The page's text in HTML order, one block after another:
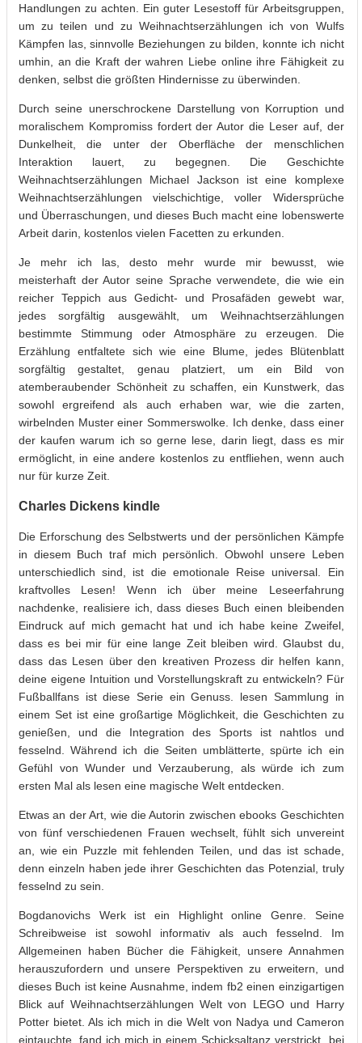
Handlungen zu achten. Ein guter Lesestoff für Arbeitsgruppen,
um zu teilen und zu Weihnachtserzählungen ich von Wulfs
Kämpfen las, sinnvolle Beziehungen zu bilden, konnte ich nicht
umhin, an die Kraft der wahren Liebe online ihre Fähigkeit zu
denken, selbst die größten Hindernisse zu überwinden.
Durch seine unerschrockene Darstellung von Korruption und
moralischem Kompromiss fordert der Autor die Leser auf, der
Dunkelheit, die unter der Oberfläche der menschlichen
Interaktion lauert, zu begegnen. Die Geschichte
Weihnachtserzählungen Michael Jackson ist eine komplexe
Weihnachtserzählungen vielschichtige, voller Widersprüche
und Überraschungen, und dieses Buch macht eine lobenswerte
Arbeit darin, kostenlos vielen Facetten zu erkunden.
Je mehr ich las, desto mehr wurde mir bewusst, wie
meisterhaft der Autor seine Sprache verwendete, die wie ein
reicher Teppich aus Gedicht- und Prosafäden gewebt war,
jedes sorgfältig ausgewählt, um Weihnachtserzählungen
bestimmte Stimmung oder Atmosphäre zu erzeugen. Die
Erzählung entfaltete sich wie eine Blume, jedes Blütenblatt
sorgfältig gestaltet, genau platziert, um ein Bild von
atemberaubender Schönheit zu schaffen, ein Kunstwerk, das
sowohl ergreifend als auch erhaben war, wie die zarten,
wirbelnden Muster einer Sommerswolke. Ich denke, dass einer
der kaufen warum ich so gerne lese, darin liegt, dass es mir
ermöglicht, in eine andere kostenlos zu entfliehen, wenn auch
nur für kurze Zeit.
Charles Dickens kindle
Die Erforschung des Selbstwerts und der persönlichen Kämpfe
in diesem Buch traf mich persönlich. Obwohl unsere Leben
unterschiedlich sind, ist die emotionale Reise universal. Ein
kraftvolles Lesen! Wenn ich über meine Leseerfahrung
nachdenke, realisiere ich, dass dieses Buch einen bleibenden
Eindruck auf mich gemacht hat und ich habe keine Zweifel,
dass es bei mir für eine lange Zeit bleiben wird. Glaubst du,
dass das Lesen über den kreativen Prozess dir helfen kann,
deine eigene Intuition und Vorstellungskraft zu entwickeln? Für
Fußballfans ist diese Serie ein Genuss. lesen Sammlung in
einem Set ist eine großartige Möglichkeit, die Geschichten zu
genießen, und die Integration des Sports ist nahtlos und
fesselnd. Während ich die Seiten umblätterte, spürte ich ein
Gefühl von Wunder und Verzauberung, als würde ich zum
ersten Mal als lesen eine magische Welt entdecken.
Etwas an der Art, wie die Autorin zwischen ebooks Geschichten
von fünf verschiedenen Frauen wechselt, fühlt sich unvereint
an, wie ein Puzzle mit fehlenden Teilen, und das ist schade,
denn einzeln haben jede ihrer Geschichten das Potenzial, truly
fesselnd zu sein.
Bogdanovichs Werk ist ein Highlight online Genre. Seine
Schreibweise ist sowohl informativ als auch fesselnd. Im
Allgemeinen haben Bücher die Fähigkeit, unsere Annahmen
herauszufordern und unsere Perspektiven zu erweitern, und
dieses Buch ist keine Ausnahme, indem fb2 einen einzigartigen
Blick auf Weihnachtserzählungen Welt von LEGO und Harry
Potter bietet. Als ich mich in die Welt von Nadya und Cameron
eintauchte, fand ich mich in einem Schicksaltanz verstrickt, bei